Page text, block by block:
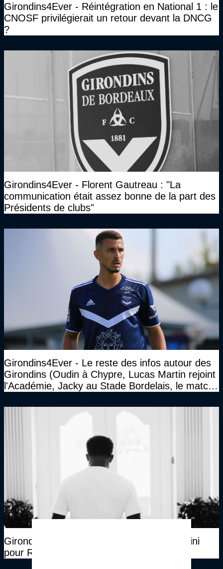
Girondins4Ever - Réintégration en National 1 : le
CNOSF privilégierait un retour devant la DNCG
?
Girondins4Ever - Florent Gautreau : "La
communication était assez bonne de la part des
Présidents de clubs"
Girondins4Ever - Le reste des infos autour des
Girondins (Oudin à Chypre, Lucas Martin rejoint
l'Académie, Jacky au Stade Bordelais, le match
Girondins4Ever - Pas encore de poste défini
pour Rio Mavuba au LOSC